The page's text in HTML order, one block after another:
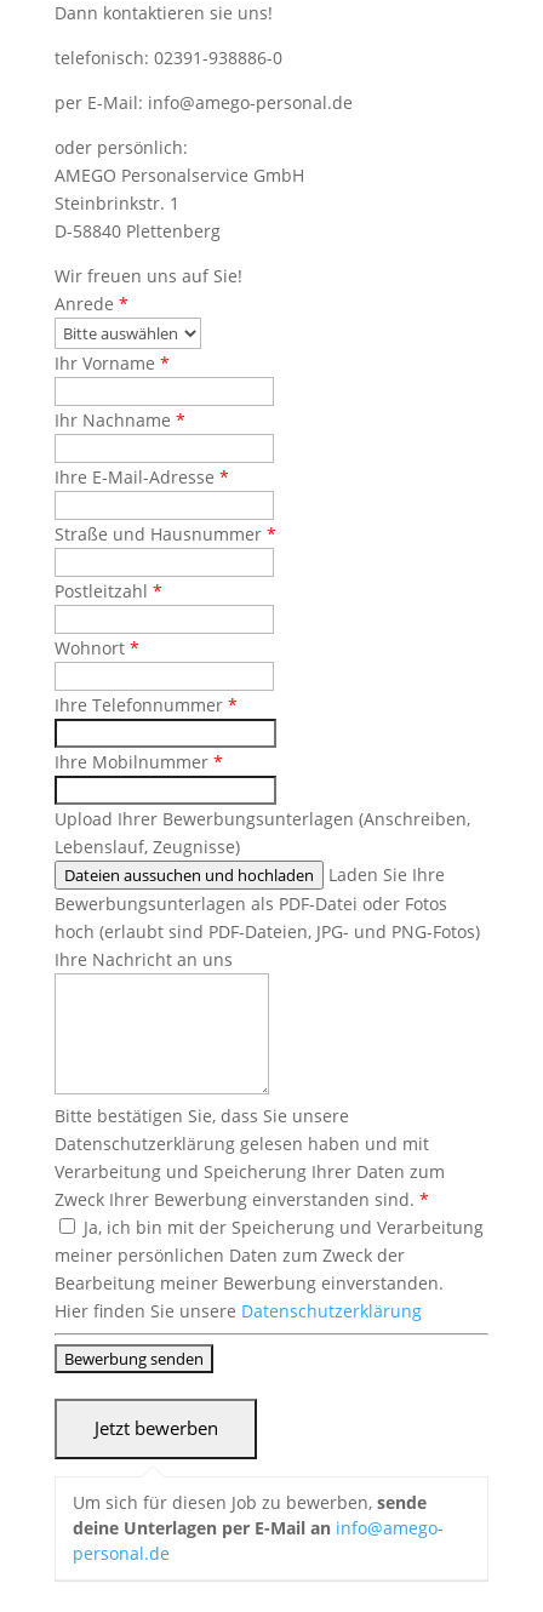
Dann kontaktieren sie uns!
telefonisch: 02391-938886-0
per E-Mail: info@amego-personal.de
oder persönlich:
AMEGO Personalservice GmbH
Steinbrinkstr. 1
D-58840 Plettenberg
Wir freuen uns auf Sie!
Anrede *
Ihr Vorname *
Ihr Nachname *
Ihre E-Mail-Adresse *
Straße und Hausnummer *
Postleitzahl *
Wohnort *
Ihre Telefonnummer *
Ihre Mobilnummer *
Upload Ihrer Bewerbungsunterlagen (Anschreiben,
Lebenslauf, Zeugnisse)
Dateien aussuchen und hochladen
Laden Sie Ihre
Bewerbungsunterlagen als PDF-Datei oder Fotos
hoch (erlaubt sind PDF-Dateien, JPG- und PNG-Fotos)
Ihre Nachricht an uns
Bitte bestätigen Sie, dass Sie unsere
Datenschutzerklärung gelesen haben und mit
Verarbeitung und Speicherung Ihrer Daten zum
Zweck Ihrer Bewerbung einverstanden sind. *
Ja, ich bin mit der Speicherung und Verarbeitung
meiner persönlichen Daten zum Zweck der
Bearbeitung meiner Bewerbung einverstanden.
Hier finden Sie unsere Datenschutzerklärung
Um sich für diesen Job zu bewerben, sende
deine Unterlagen per E-Mail an info@amego-
personal.de